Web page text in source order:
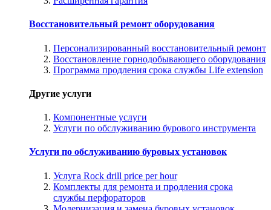
Восстановительный ремонт оборудования
Персонализированный восстановительный ремонт
Восстановление горнодобывающего оборудования
Программа продления срока службы Life extension
Другие услуги
Компонентные услуги
Услуги по обслуживанию бурового инструмента
Услуги по обслуживанию буровых установок
Услуга Rock drill price per hour
Комплекты для ремонта и продления срока
службы перфораторов